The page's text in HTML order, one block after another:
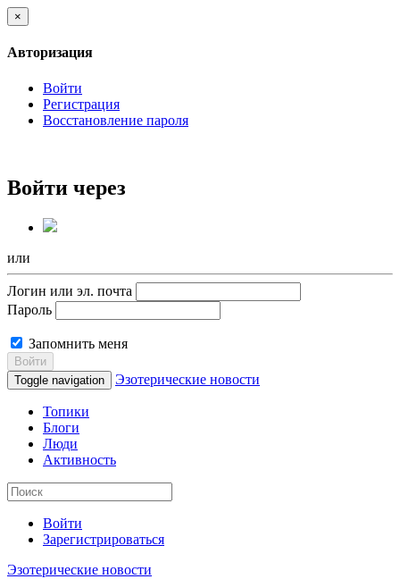
×
Авторизация
Войти
Регистрация
Восстановление пароля
Войти через
или
Логин или эл. почта
Пароль
Запомнить меня
Войти
Toggle navigation
Эзотерические новости
Топики
Блоги
Люди
Активность
Войти
Зарегистрироваться
Эзотерические новости